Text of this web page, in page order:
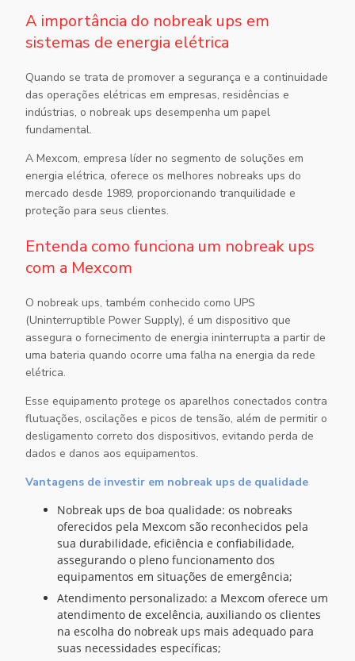
A importância do nobreak ups em
sistemas de energia elétrica
Quando se trata de promover a segurança e a continuidade
das operações elétricas em empresas, residências e
indústrias, onobreak ups desempenha um papel
fundamental.
A Mexcom, empresa líder no segmento de soluções em
energia elétrica, oferece os melhores nobreaks ups do
mercado desde 1989, proporcionando tranquilidade e
proteção para seus clientes.
Entenda como funciona um nobreak ups
com a Mexcom
Onobreak ups, também conhecido como UPS
(Uninterruptible Power Supply), é um dispositivo que
assegura o fornecimento de energia ininterrupta a partir de
uma bateria quando ocorre uma falha na energia da rede
elétrica.
Esse equipamento protege os aparelhos conectados contra
flutuações, oscilações e picos de tensão, além de permitir o
desligamento correto dos dispositivos, evitando perda de
dados e danos aos equipamentos.
Vantagens de investir em nobreak ups de qualidade
nobreak ups de boa qualidade: os nobreaks
oferecidos pela Mexcom são reconhecidos pela
sua durabilidade, eficiência e confiabilidade,
assegurando o pleno funcionamento dos
equipamentos em situações de emergência;
Atendimento personalizado: a Mexcom oferece um
atendimento de excelência, auxiliando os clientes
na escolha do nobreak ups mais adequado para
suas necessidades específicas;